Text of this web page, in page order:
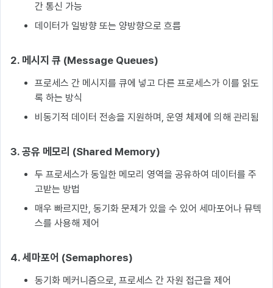
간 통신 가능
데이터가 일방향 또는 양방향으로 흐름
2. 메시지 큐 (Message Queues)
프로세스 간 메시지를 큐에 넣고 다른 프로세스가 이를 읽도
록 하는 방식
비동기적 데이터 전송을 지원하며, 운영 체제에 의해 관리됨
3. 공유 메모리 (Shared Memory)
두 프로세스가 동일한 메모리 영역을 공유하여 데이터를 주
고받는 방법
매우 빠르지만, 동기화 문제가 있을 수 있어 세마포어나 뮤텍
스를 사용해 제어
4. 세마포어 (Semaphores)
동기화 메커니즘으로, 프로세스 간 자원 접근을 제어